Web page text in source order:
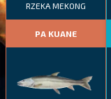
RZEKA MEKONG
PA KUANE